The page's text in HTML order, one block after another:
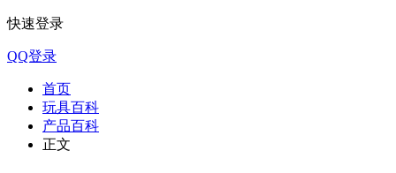
快速登录
QQ登录
首页
玩具百科
产品百科
正文